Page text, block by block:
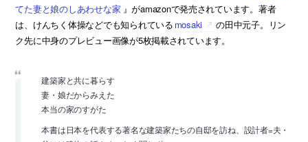
てた妻と娘のしあわせな家 』がamazonで発売されています。著者
は、けんちく体操などでも知られている mosaki
の田中元子。リン
ク先に中身のプレビュー画像が5枚掲載されています。
建築家と共に暮らす
妻・娘だからみえた
本当の家のすがた
本書は日本を代表する著名な建築家たちの自邸を訪ね、設計者=夫・